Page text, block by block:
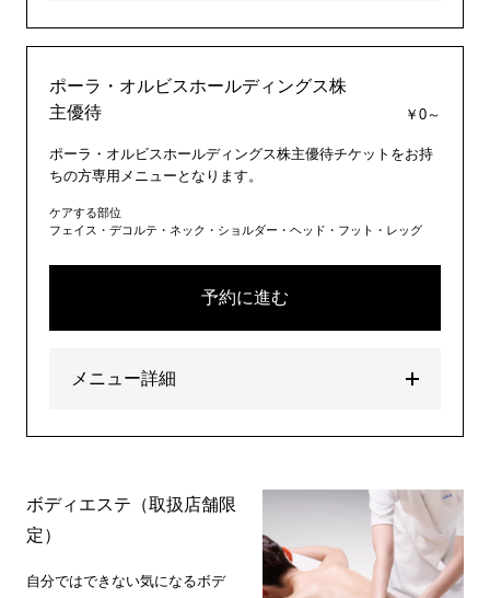
ポーラ・オルビスホールディングス株
主優待
￥0～
ポーラ・オルビスホールディングス株主優待チケットをお持
ちの方専用メニューとなります。
ケアする部位
フェイス・デコルテ・ネック・ショルダー・ヘッド・フット・レッグ
予約に進む
メニュー詳細
ボディエステ（取扱店舗限
定）
自分ではできない気になるボデ